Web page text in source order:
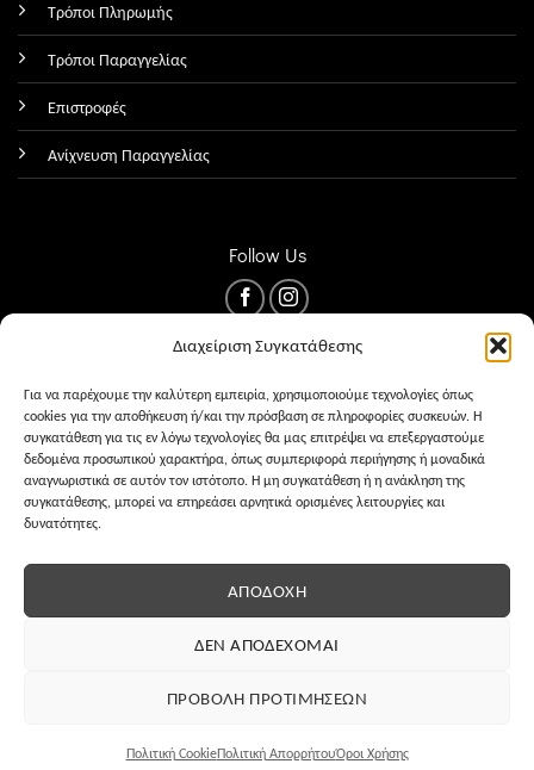
Διαχείριση Συγκατάθεσης
Για να παρέχουμε την καλύτερη εμπειρία, χρησιμοποιούμε τεχνολογίες όπως
cookies για την αποθήκευση ή/και την πρόσβαση σε πληροφορίες συσκευών. Η
συγκατάθεση για τις εν λόγω τεχνολογίες θα μας επιτρέψει να επεξεργαστούμε
δεδομένα προσωπικού χαρακτήρα, όπως συμπεριφορά περιήγησης ή μοναδικά
αναγνωριστικά σε αυτόν τον ιστότοπο. Η μη συγκατάθεση ή η ανάκληση της
συγκατάθεσης, μπορεί να επηρεάσει αρνητικά ορισμένες λειτουργίες και
δυνατότητες.
ΑΠΟΔΟΧΉ
ΔΕΝ ΑΠΟΔΈΧΟΜΑΙ
ΠΡΟΒΟΛΉ ΠΡΟΤΙΜΉΣΕΩΝ
Πολιτική CookieΠολιτική ΑπορρήτουΌροι Χρήσης
Τρόποι Πληρωμής
Τρόποι Παραγγελίας
Επιστροφές
Ανίχνευση Παραγγελίας
Follow Us
PRIVACY
Copyright 2025 ©ParousiaFashion.gr